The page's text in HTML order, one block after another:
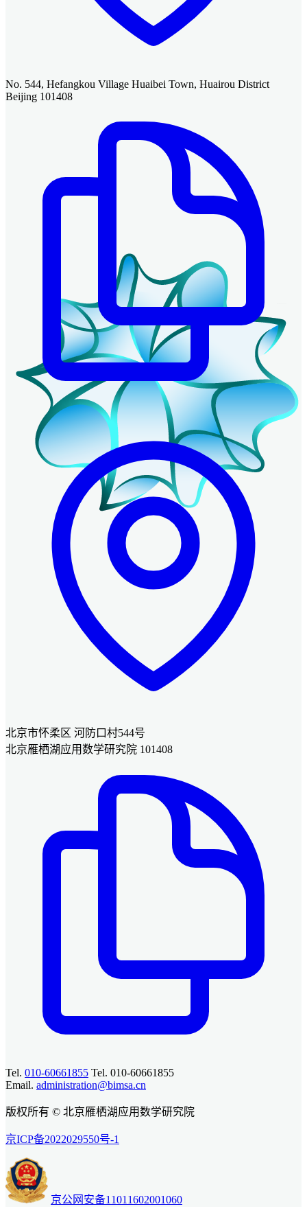
No. 544, Hefangkou Village Huaibei Town, Huairou District
Beijing 101408
北京市怀柔区 河防口村544号
北京雁栖湖应用数学研究院 101408
Tel. 010-60661855 Tel. 010-60661855
Email. administration@bimsa.cn
版权所有 © 北京雁栖湖应用数学研究院
京ICP备2022029550号-1
京公网安备11011602001060